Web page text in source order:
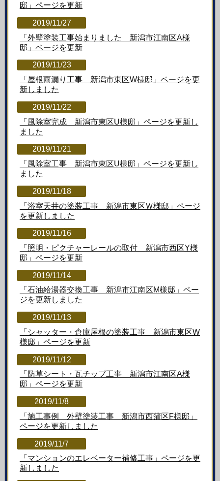
邸」ページを更新
2019/11/27
「外壁塗装工事始まりました 新潟市江南区A様
邸」ページを更新
2019/11/23
「屋根雨漏り工事 新潟市東区W様邸」ページを更
新しました
2019/11/22
「風除室完成 新潟市東区U様邸」ページを更新し
ました
2019/11/21
「風除室工事 新潟市東区U様邸」ページを更新し
ました
2019/11/18
「浴室天井の塗装工事 新潟市東区Ｗ様邸」ページ
を更新しました
2019/11/16
「照明・ピクチャーレールの取付 新潟市西区Y様
邸」ページを更新
2019/11/14
「石油給湯器交換工事 新潟市江南区M様邸」ペー
ジを更新しました
2019/11/13
「シャッター・倉庫屋根の塗装工事 新潟市東区W
様邸」ページを更新
2019/11/12
「防草シート・瓦チップ工事 新潟市江南区A様
邸」ページを更新
2019/11/8
「施工事例 外壁塗装工事 新潟市西蒲区F様邸」
ページを更新しました
2019/11/7
「マンションのエレベーター補修工事 」ページを更
新しました